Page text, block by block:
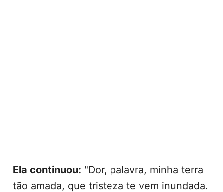
Ela continuou: "Dor, palavra, minha terra
tão amada, que tristeza te vem inundada.